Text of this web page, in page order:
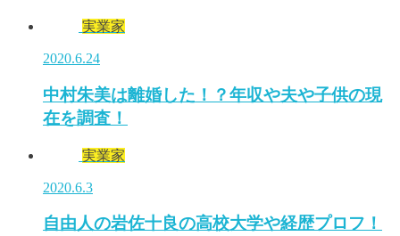
実業家
2020.6.24
中村朱美は離婚した！？年収や夫や子供の現
在を調査！
実業家
2020.6.3
自由人の岩佐十良の高校大学や経歴プロフ！